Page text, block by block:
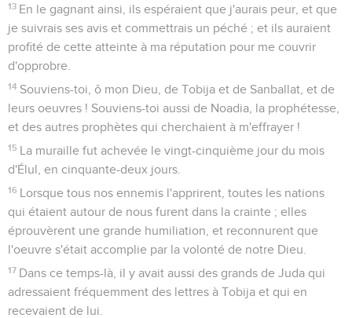
13 En le gagnant ainsi, ils espéraient que j'aurais peur, et que
je suivrais ses avis et commettrais un péché ; et ils auraient
profité de cette atteinte à ma réputation pour me couvrir
d'opprobre.
14 Souviens-toi, ô mon Dieu, de Tobija et de Sanballat, et de
leurs oeuvres ! Souviens-toi aussi de Noadia, la prophétesse,
et des autres prophètes qui cherchaient à m'effrayer !
15 La muraille fut achevée le vingt-cinquième jour du mois
d'Élul, en cinquante-deux jours.
16 Lorsque tous nos ennemis l'apprirent, toutes les nations
qui étaient autour de nous furent dans la crainte ; elles
éprouvèrent une grande humiliation, et reconnurent que
l'oeuvre s'était accomplie par la volonté de notre Dieu.
17 Dans ce temps-là, il y avait aussi des grands de Juda qui
adressaient fréquemment des lettres à Tobija et qui en
recevaient de lui.